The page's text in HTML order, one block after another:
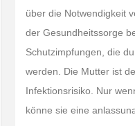
über die Notwendigkeit
der Gesundheitssorge
Schutzimpfungen, die
werden. Die Mutter ist
Infektionsrisiko. Nur
könne sie eine